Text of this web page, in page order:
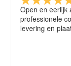
Open en eerlijk
professionele
levering en